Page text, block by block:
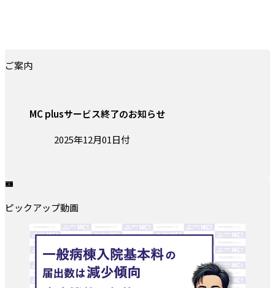
ご案内
MC plusサービス終了のお知らせ
投稿日:2025年12月01日付
ピックアップ動画